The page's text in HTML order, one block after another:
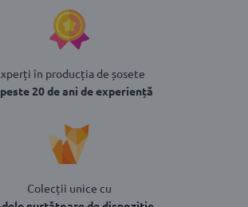
în producția de șosete
20 de ani de experiență
Colecții unice cu